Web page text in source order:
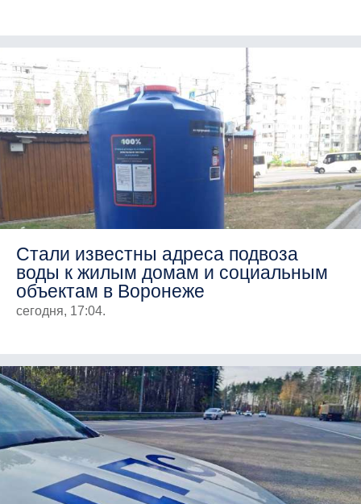
Стали известны адреса подвоза
воды к жилым домам и социальным
объектам в Воронеже
сегодня, 17:04.